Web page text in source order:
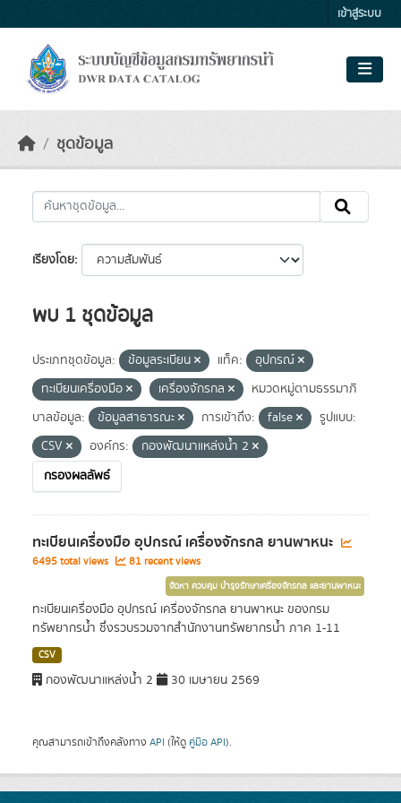
เข้าสู่ระบบ
ชุดข้อมูล
เรียงโดย
พบ 1 ชุดข้อมูล
ประเภทชุดข้อมูล: ข้อมูลระเบียน แท็ค:
อุปกรณ์
ทะเบียนเครื่องมือ
เครื่องจักรกล
หมวดหมู่ตามธรรมาภิ
บาลข้อมูล:
ข้อมูลสาธารณะ การเข้าถึง: false
รูปแบบ:
CSV
องค์กร:
กองพัฒนาแหล่งน้ำ 2
กรองผลลัพธ์
ทะเบียนเครื่องมือ อุปกรณ์ เครื่องจักรกล ยานพาหนะ
6495 total views 81 recent views
จัดหา ควบคุม บำรุงรักษาเครื่องจักรกล และยานพาหนะ
ทะเบียนเครื่องมือ อุปกรณ์ เครื่องจักรกล ยานพาหนะ ของกรม
ทรัพยากรน้ำ ซึ่งรวบรวมจากสำนักงานทรัพยากรน้ำ ภาค 1-11
CSV
กองพัฒนาแหล่งน้ำ 2 30 เมษายน 2569
คุณสามารถเข้าถึงคลังทาง API (ให้ดู คู่มือ API).